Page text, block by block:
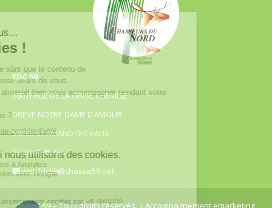
FDC 59
680 B RUE DE LA GRISE CHEMISE
DREVE NOTRE DAME D’AMOUR
59230 ST AMAND LES EAUX
03.20.41.45.63
webfdc59@chasse59.net
© FDC 59 – Tous droits réservés | Accompagnement emarketing